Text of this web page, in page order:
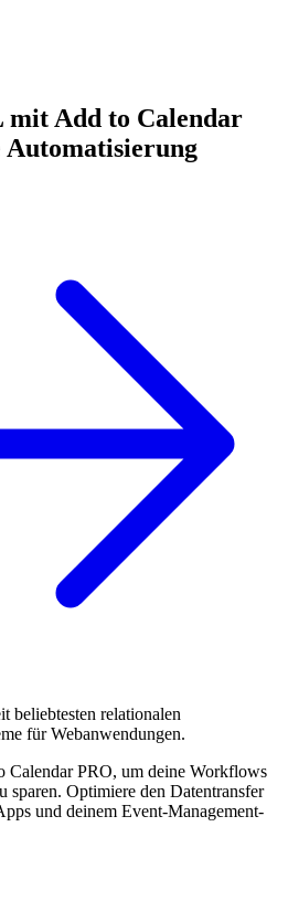
mit Add to Calendar
Automatisierung
beliebtesten relationalen
für Webanwendungen.
PRO, um deine Workflows
sparen. Optimiere den Datentransfer
und deinem Event-Management-